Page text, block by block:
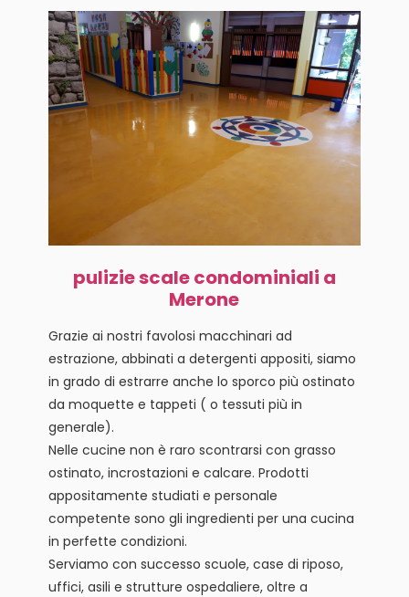
pulizie scale condominiali a
Merone
Grazie ai nostri favolosi macchinari ad
estrazione, abbinati a detergenti appositi, siamo
in grado di estrarre anche lo sporco più ostinato
da moquette e tappeti ( o tessuti più in
generale).
Nelle cucine non è raro scontrarsi con grasso
ostinato, incrostazioni e calcare. Prodotti
appositamente studiati e personale
competente sono gli ingredienti per una cucina
in perfette condizioni.
Serviamo con successo scuole, case di riposo,
uffici, asili e strutture ospedaliere, oltre a